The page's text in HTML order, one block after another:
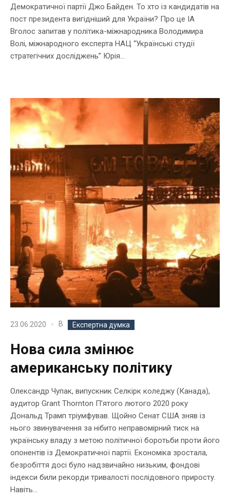
Демократичної партії Джо Байден. То хто із кандидатів на
пост президента вигідніший для України? Про це ІА
Вголос запитав у політика-міжнародника Володимира
Волі, міжнародного експерта НАЦ “Українські студії
стратегічних досліджень” Юрія...
23.06.2020 В Експертна думка
Нова сила змінює
американську політику
Олександр Чупак, випускник Селкірк коледжу (Канада),
аудитор Grant Thornton П’ятого лютого 2020 року
Дональд Трамп тріумфував. Щойно Сенат США зняв із
нього звинувачення за нібито неправомірний тиск на
українську владу з метою політичної боротьби проти його
опонентів із Демократичної партії. Економіка зростала,
безробіття досі було надзвичайно низьким, фондові
індекси били рекорди тривалості послідовного приросту.
Навіть...